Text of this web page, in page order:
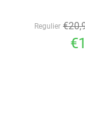
Regulier €20